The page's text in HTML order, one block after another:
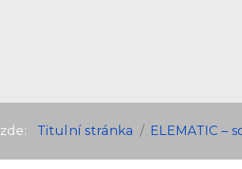
Titulní stránka ELEMATIC –